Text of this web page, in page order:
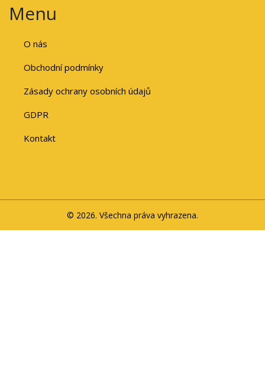
Menu
O nás
Obchodní podmínky
Zásady ochrany osobních údajů
GDPR
Kontakt
© 2026. Všechna práva vyhrazena.